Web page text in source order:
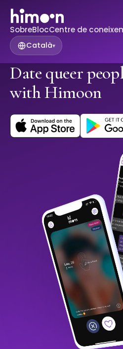
SobreBlocCentre de
Català▾
Date queer
with Himoon